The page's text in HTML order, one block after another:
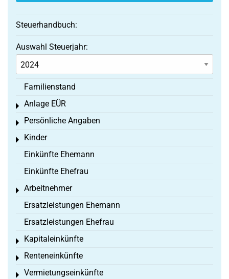
Steuerhandbuch:
Auswahl Steuerjahr:
Familienstand
Anlage EÜR
Toggle menu
Persönliche Angaben
Toggle menu
Kinder
Toggle menu
Einkünfte Ehemann
Einkünfte Ehefrau
Arbeitnehmer
Toggle menu
Ersatzleistungen Ehemann
Ersatzleistungen Ehefrau
Kapitaleinkünfte
Toggle menu
Renteneinkünfte
Toggle menu
Vermietungseinkünfte
Toggle menu